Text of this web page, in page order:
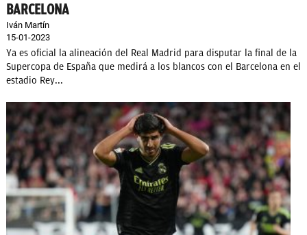
BARCELONA
Iván Martín
15-01-2023
Ya es oficial la alineación del Real Madrid para disputar la final de la
Supercopa de España que medirá a los blancos con el Barcelona en el
estadio Rey...